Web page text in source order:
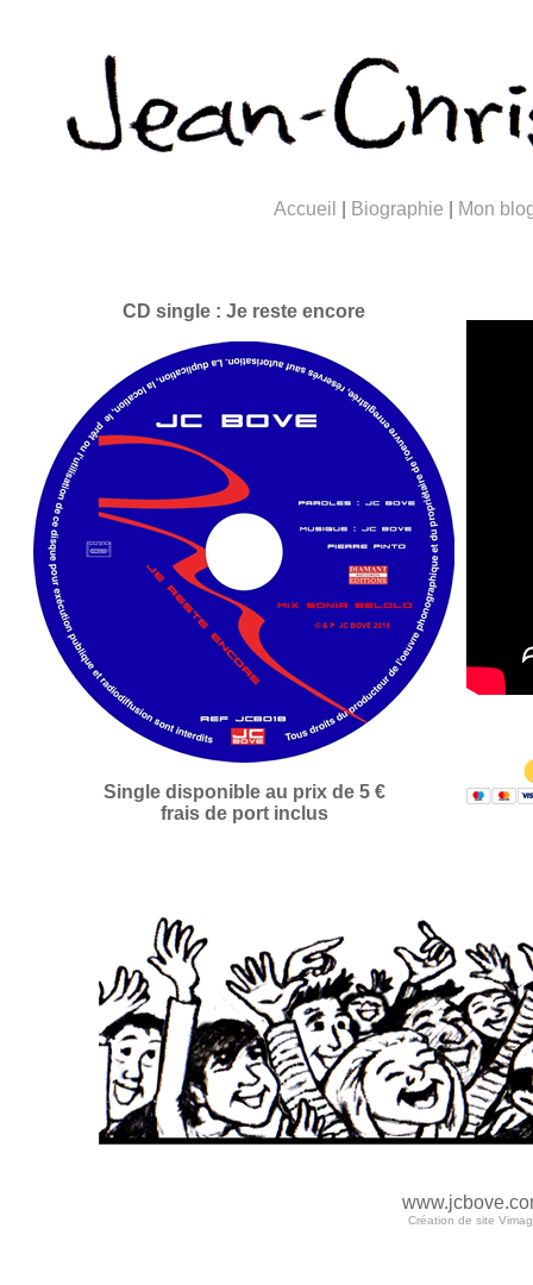
Accueil Biographie Mon
CD single : Je reste encore
Single disponible au prix de 5 €
frais de port inclus
Création de site